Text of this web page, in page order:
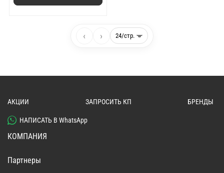
‹ ›
АКЦИИ ЗАПРОСИТЬ КП БРЕНДЫ
НАПИСАТЬ В WhatsApp
КОМПАНИЯ
Партнеры